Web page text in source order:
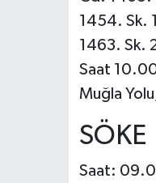
1454. Sk.
1463. Sk.
Saat
Muğla
SÖKE
Saat: